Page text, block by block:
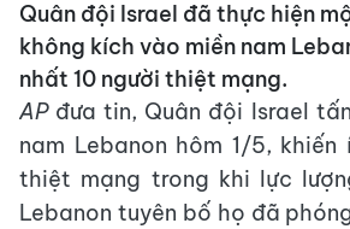
Quân đội Israel đã thực hiện
không kích vào miền nam
nhất 10 người thiệt mạng.
APđưa tin, Quân đội Israel
nam Lebanon hôm 1/5,
thiệt mạng trong khi lực
Lebanon tuyên bố họ đã